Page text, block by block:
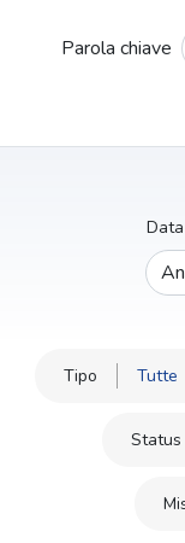
Parola chiave
Anno
Tipo
Status